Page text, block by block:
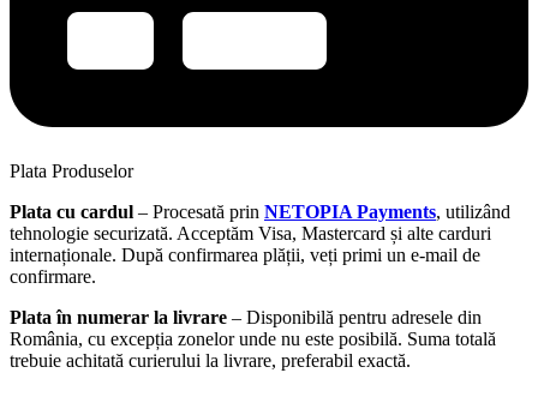
Plata Produselor
Plata cu cardul – Procesată prin NETOPIA Payments, utilizând
tehnologie securizată. Acceptăm Visa, Mastercard și alte carduri
internaționale. După confirmarea plății, veți primi un e-mail de
confirmare.
Plata în numerar la livrare – Disponibilă pentru adresele din
România, cu excepția zonelor unde nu este posibilă. Suma totală
trebuie achitată curierului la livrare, preferabil exactă.